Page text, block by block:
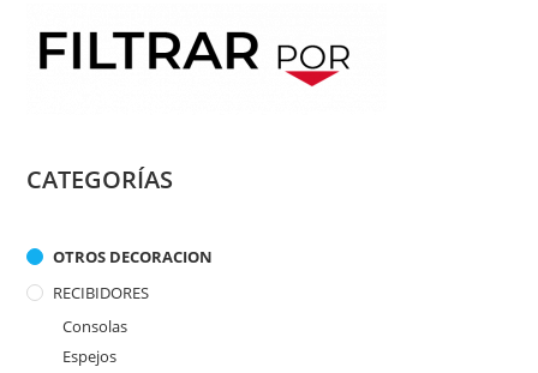
CATEGORÍAS
OTROS DECORACION
RECIBIDORES
Consolas
Espejos